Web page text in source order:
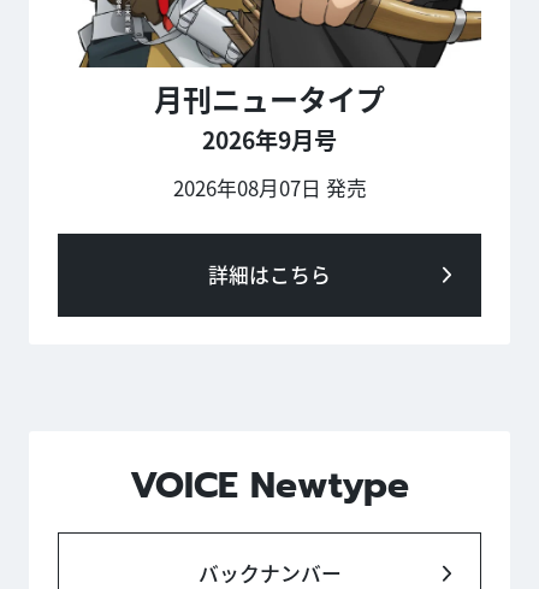
月刊ニュータイプ
2026年9月号
2026年08月07日 発売
詳細はこちら
VOICE Newtype
バックナンバー